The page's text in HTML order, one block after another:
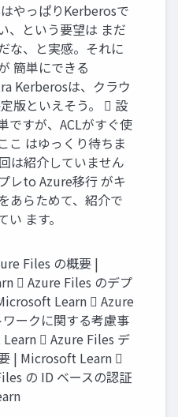
やっぱりKerberosで
、という要望は まだ
な、と実感。それに
簡単にできる
Kerberosは、クラウ
版といえそう。  設
ですが、ACLがすぐ使
こ はゆっくり待ちま
は紹介していません
レto Azure移行 がキ
あらためて、紹介で
い ます。
Files の概要 |
 Azure Files のデプ
Learn  Azure
ークに関する考慮事
 Azure Files デ
| Microsoft Learn 
の ID ベースの認証